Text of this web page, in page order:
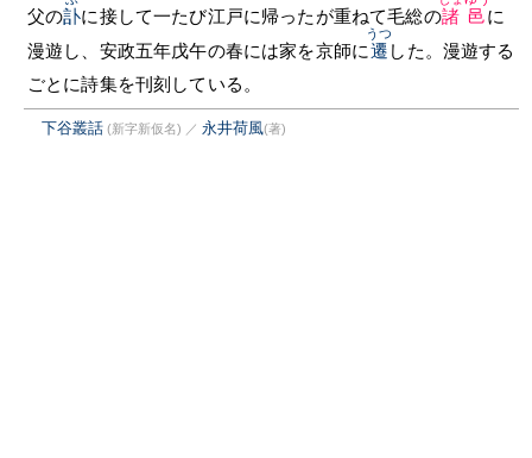
父の訃に接して一たび江戸に帰ったが重ねて毛総の諸邑に
漫遊し、安政五年戊午の春には家を京師に遷
うつ
した。漫遊する
ごとに詩集を刊刻している。
下谷叢話 (新字新仮名) ／ 永井荷風(著)